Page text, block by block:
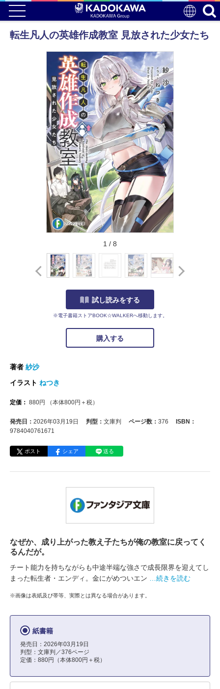
転生凡人の英雄作成教室 見放された少女たち
1 / 8
試し読みをする
※電子書籍ストアBOOK☆WALKERへ移動します。
購入する
著者 紗沙
イラスト ねつき
定価： 880円 （本体800円＋税）
発売日： 2026年03月19日 判型： 文庫判 ページ数： 376
ISBN：
9784040761671
ポスト シェア 送る
なぜか、成り上がった教え子たちが俺の教室に戻ってく
るんだが。
チート能力を持ちながらも中途半端な強さで成長限界を迎えてし
まった転生者・エンディ。金にがめついエン
…続きを読む
※画像は表紙及び帯等、実際とは異なる場合があります。
紙書籍
発売日：2026年03月19日
判型：文庫判／376ページ
定価：880円（本体800円＋税）